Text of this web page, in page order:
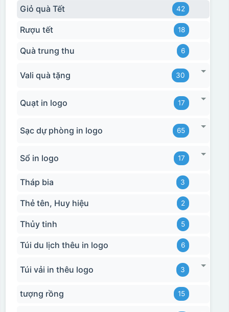
Giỏ quà Tết 42
Rượu tết 18
Quà trung thu 6
Vali quà tặng 30
Quạt in logo 17
Sạc dự phòng in logo 65
Sổ in logo 17
Tháp bia 3
Thẻ tên, Huy hiệu 2
Thủy tinh 5
Túi du lịch thêu in logo 6
Túi vải in thêu logo 3
tượng rồng 15